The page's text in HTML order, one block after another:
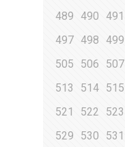
489
490 491
497 498 499
505
506 507
513
514 515
521
522 523
529
530 531